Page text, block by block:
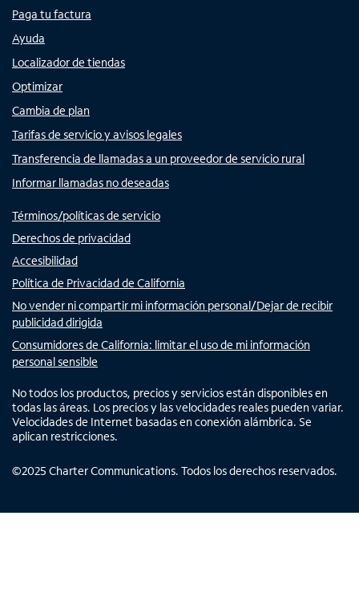
Paga tu factura
Ayuda
Localizador de tiendas
Optimizar
Cambia de plan
Tarifas de servicio y avisos legales
Transferencia de llamadas a un proveedor de servicio rural
Informar llamadas no deseadas
Términos/políticas de servicio
Derechos de privacidad
Accesibilidad
Política de Privacidad de California
No vender ni compartir mi información personal/Dejar de recibir
publicidad dirigida
Consumidores de California: limitar el uso de mi información
personal sensible
No todos los productos, precios y servicios están disponibles en
todas las áreas. Los precios y las velocidades reales pueden variar.
Velocidades de Internet basadas en conexión alámbrica. Se
aplican restricciones.
©2025 Charter Communications. Todos los derechos reservados.